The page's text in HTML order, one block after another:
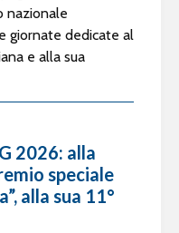
nazionale
giornate dedicate al
e alla sua
2026: alla
speciale
alla sua 11°